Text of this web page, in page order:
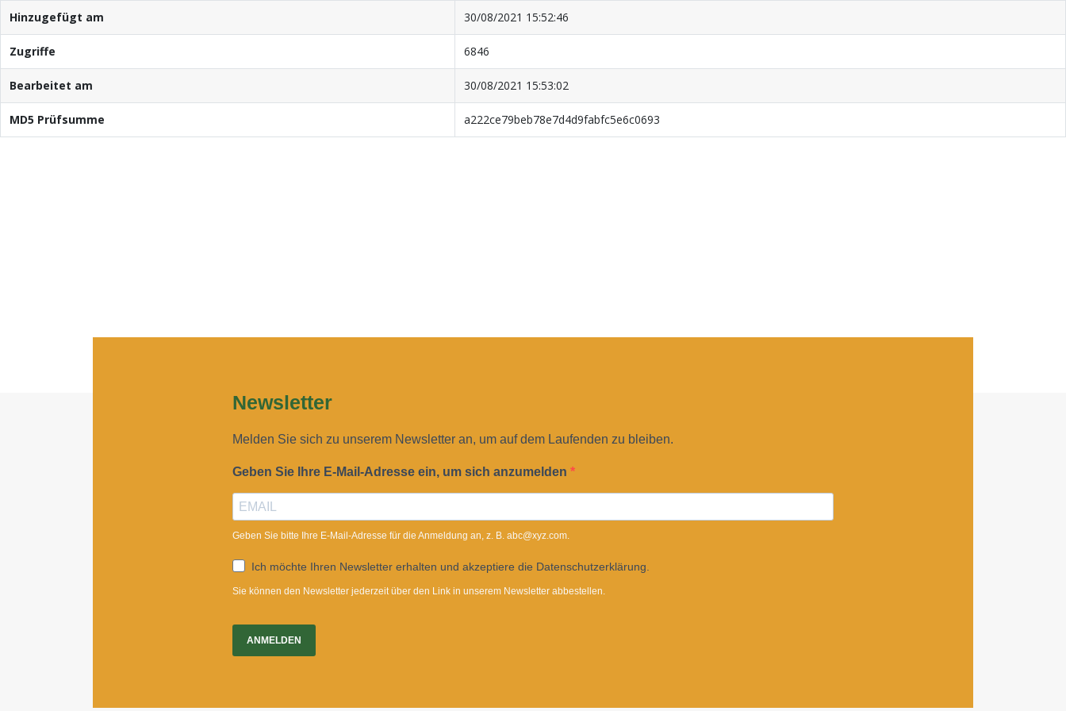
Hinzugefügt am 30/08/2021 15:52:46
Zugriffe 6846
Bearbeitet am 30/08/2021 15:53:02
MD5 Prüfsumme a222ce79beb78e7d4d9fabfc5e6c0693
Newsletter
Melden Sie sich zu unserem Newsletter an, um auf dem Laufenden zu bleiben.
Geben Sie Ihre E-Mail-Adresse ein, um sich anzumelden
Geben Sie bitte Ihre E-Mail-Adresse für die Anmeldung an, z. B. abc@xyz.com.
Ich möchte Ihren Newsletter erhalten und akzeptiere die Datenschutzerklärung.
Sie können den Newsletter jederzeit über den Link in unserem Newsletter abbestellen.
ANMELDEN